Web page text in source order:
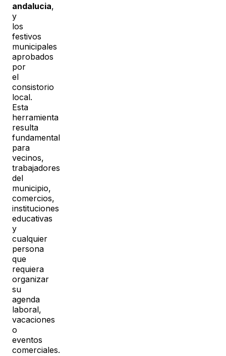
andalucia,
y
los
festivos
municipales
aprobados
por
el
consistorio
local.
Esta
herramienta
resulta
fundamental
para
vecinos,
trabajadores
del
municipio,
comercios,
instituciones
educativas
y
cualquier
persona
que
requiera
organizar
su
agenda
laboral,
vacaciones
o
eventos
comerciales.